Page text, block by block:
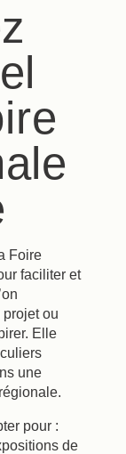
Foire
faciliter et
projet ou
Elle
une
pour :
de